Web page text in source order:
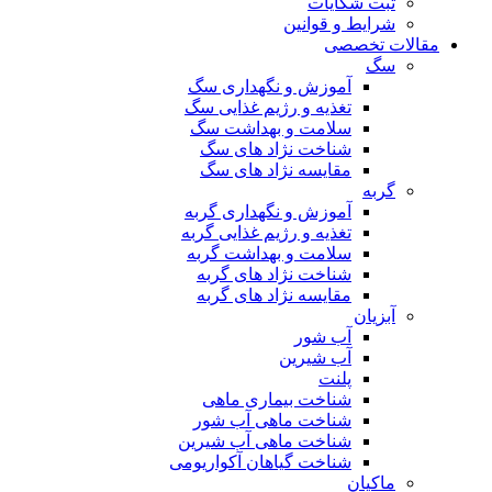
شرایط و قوانین
مقالات تخصصی
سگ
آموزش و نگهداری سگ
تغذیه و رژیم غذایی سگ
سلامت و بهداشت سگ
شناخت نژاد های سگ
مقایسه نژاد های سگ
گربه
آموزش و نگهداری گربه
تغذیه و رژیم غذایی گربه
سلامت و بهداشت گربه
شناخت نژاد های گربه
مقایسه نژاد های گربه
آبزیان
آب شور
آب شیرین
پلنت
شناخت بیماری ماهی
شناخت ماهی آب شور
شناخت ماهی آب شیرین
شناخت گیاهان آکواریومی
ماکیان